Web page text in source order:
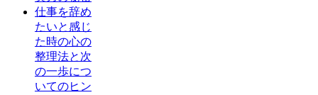
仕事を辞め
たいと感じ
た時の心の
整理法と次
の一歩につ
いてのヒン